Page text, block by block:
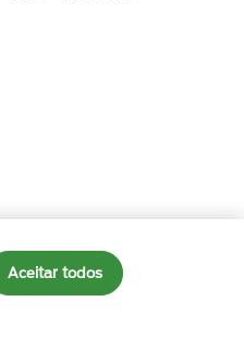
Aceitar todos